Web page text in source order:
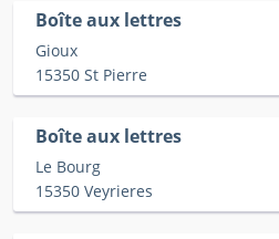
Boîte aux lettres
Gioux
15350 St Pierre
Boîte aux lettres
Le Bourg
15350 Veyrieres